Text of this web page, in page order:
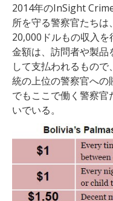
2014年のInSight
所を守る警察官たち
20,000ドルもの収入
金額は、訪問者や製品
して支払われるもの
統の上位の警察官へ
でもここで働く警察
いでいる。